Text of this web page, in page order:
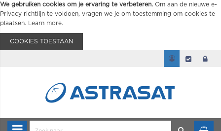
We gebruiken cookies om je ervaring te verbeteren. Om aan de nieuwe e-
Privacy richtlijn te voldoen, vragen we je om toestemming om cookies te
plaatsen.
Learn more.
COOKIES TOESTAAN